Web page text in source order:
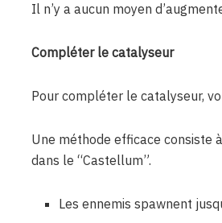
Il n’y a aucun moyen
Compléter le catalyseur
Pour compléter le catalyseur,
Une méthode efficace consiste
dans le “Castellum”.
Les ennemis spawnent